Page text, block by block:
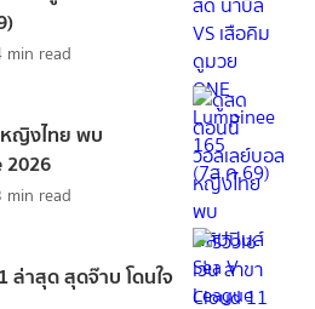
min read
ญิงไทย พบ
2026
min read
ล่าสุด สุดจ๊าบ โดนใจ